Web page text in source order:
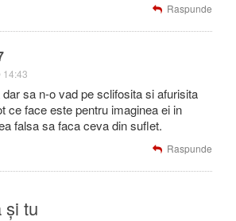
Raspunde
14:43
sa n-o vad pe sclifosita si afurisita
ce face este pentru imaginea ei in
falsa sa faca ceva din suflet.
Raspunde
și tu